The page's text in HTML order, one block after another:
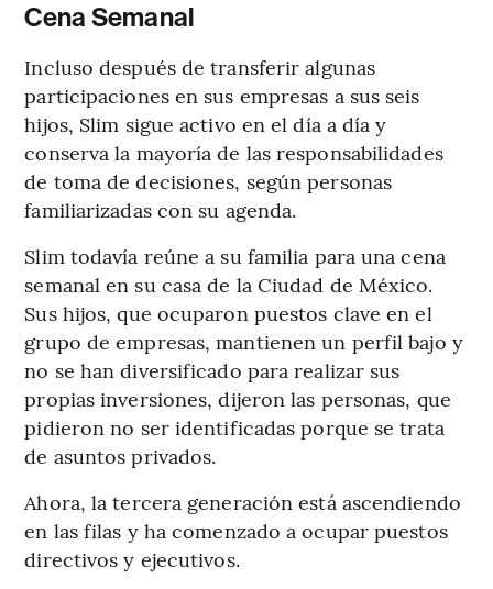
Cena Semanal
Incluso después de transferir algunas
participaciones en sus empresas a sus seis
hijos, Slim sigue activo en el día a día y
conserva la mayoría de las responsabilidades
de toma de decisiones, según personas
familiarizadas con su agenda.
Slim todavía reúne a su familia para una cena
semanal en su casa de la Ciudad de México.
Sus hijos, que ocuparon puestos clave en el
grupo de empresas, mantienen un perfil bajo y
no se han diversificado para realizar sus
propias inversiones, dijeron las personas, que
pidieron no ser identificadas porque se trata
de asuntos privados.
Ahora, la tercera generación está ascendiendo
en las filas y ha comenzado a ocupar puestos
directivos y ejecutivos.